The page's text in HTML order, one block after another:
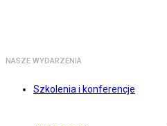
NASZE WYDARZENIA
Szkolenia i konferencje